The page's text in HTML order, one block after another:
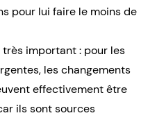
pour lui faire le moins de
important : pour les
les changements
effectivement être
ils sont sources